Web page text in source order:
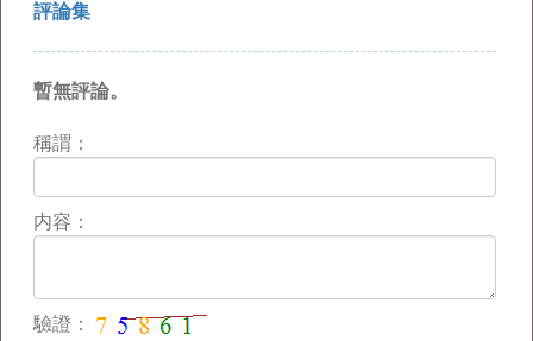
評論集
暫無評論。
稱謂：
内容：
驗證：